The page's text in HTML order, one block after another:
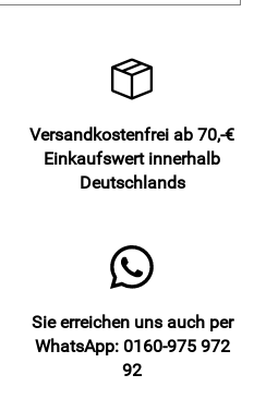
Versandkostenfrei ab 70,-€
Einkaufswert innerhalb
Deutschlands
Sie erreichen uns auch per
WhatsApp: 0160-975 972
92